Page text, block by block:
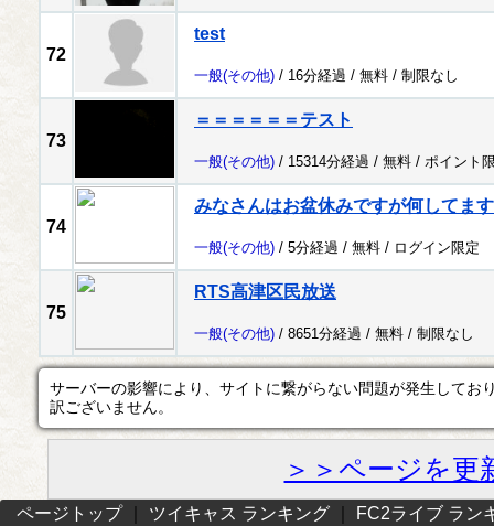
72
test
一般(その他) / 16分経過 / 無料 / 制限なし
73
＝＝＝＝＝＝テスト
一般(その他) / 15314分経過 / 無料 / ポイント
74
みなさんはお盆休みですが何してま
一般(その他) / 5分経過 / 無料 / ログイン限定
75
RTS高津区民放送
一般(その他) / 8651分経過 / 無料 / 制限なし
サーバーの影響により、サイトに繋がらない問題が発生してお
訳ございません。
＞＞ページを更
ページトップ｜ ツイキャス ランキング
FC2ライブ ラン